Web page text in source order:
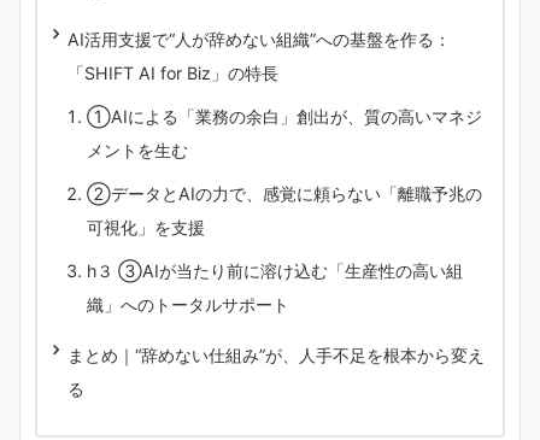
AI活用支援で“人が辞めない組織”への基盤を作る：
「SHIFT AI for Biz」の特長
①AIによる「業務の余白」創出が、質の高いマネジ
メントを生む
②データとAIの力で、感覚に頼らない「離職予兆の
可視化」を支援
h３ ③AIが当たり前に溶け込む「生産性の高い組
織」へのトータルサポート
まとめ｜“辞めない仕組み”が、人手不足を根本から変え
る